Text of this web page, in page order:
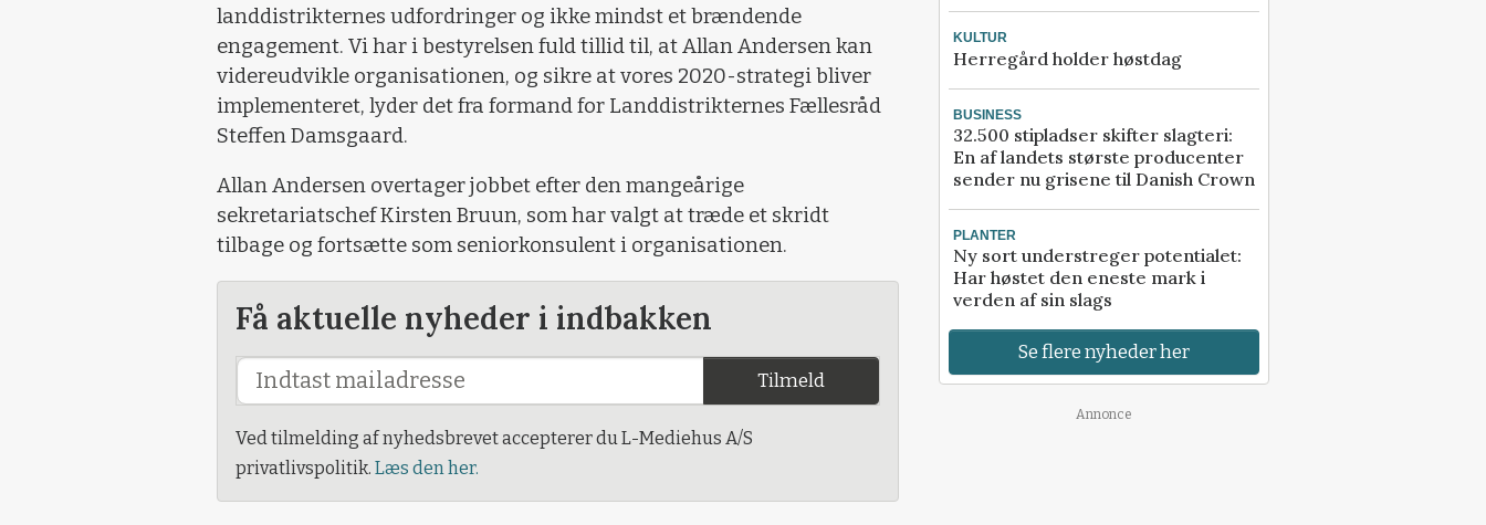
landdistrikternes udfordringer og ikke mindst et brændende
engagement. Vi har i bestyrelsen fuld tillid til, at Allan Andersen kan
videreudvikle organisationen, og sikre at vores 2020-strategi bliver
implementeret, lyder det fra formand for Landdistrikternes Fællesråd
Steffen Damsgaard.
Allan Andersen overtager jobbet efter den mangeårige
sekretariatschef Kirsten Bruun, som har valgt at træde et skridt
tilbage og fortsætte som seniorkonsulent i organisationen.
Få aktuelle nyheder i indbakken
Tilmeld
Ved tilmelding af nyhedsbrevet accepterer du L-Mediehus A/S
privatlivspolitik. Læs den her.
KULTUR
Herregård holder høstdag
BUSINESS
32.500 stipladser skifter slagteri:
En af landets største producenter
sender nu grisene til Danish Crown
PLANTER
Ny sort understreger potentialet:
Har høstet den eneste mark i
verden af sin slags
Se flere nyheder her
Annonce